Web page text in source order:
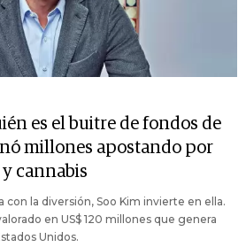
es el buitre de fondos de
millones apostando por
cannabis
con la diversión, Soo Kim invierte en ella.
en US$ 120 millones que genera
Unidos.